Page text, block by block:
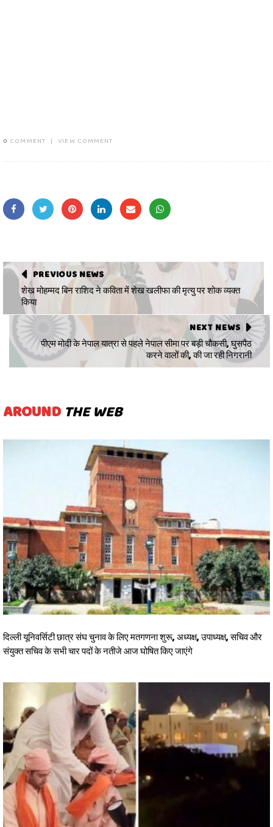
0 COMMENT | VIEW COMMENT
PREVIOUS NEWS
शेख मोहम्मद बिन राशिद ने कविता में शेख खलीफा की मृत्यु पर शोक व्यक्त
किया
NEXT NEWS
पीएम मोदी के नेपाल यात्रा से पहले नेपाल सीमा पर बड़ी चौकसी, घुसपैठ
करने वालों की, की जा रही निगरानी
AROUND THE WEB
दिल्ली यूनिवर्सिटी छात्र संघ चुनाव के लिए मतगणना शुरू, अध्यक्ष, उपाध्यक्ष, सचिव और
संयुक्त सचिव के सभी चार पदों के नतीजे आज घोषित किए जाएंगे